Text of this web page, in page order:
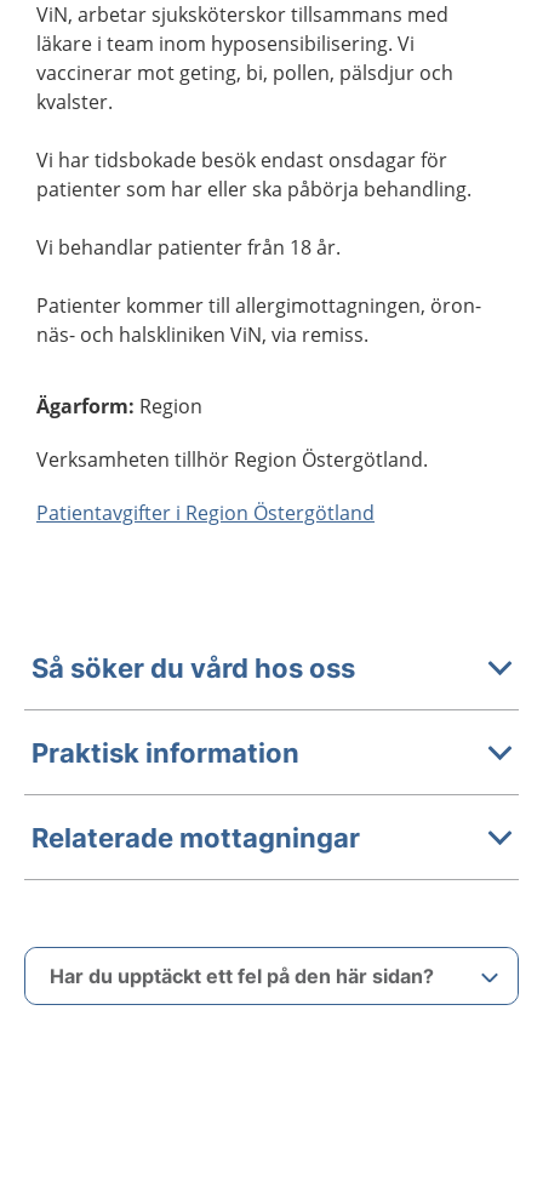
ViN, arbetar sjuksköterskor tillsammans med
läkare i team inom hyposensibilisering. Vi
vaccinerar mot geting, bi, pollen, pälsdjur och
kvalster.
Vi har tidsbokade besök endast onsdagar för
patienter som har eller ska påbörja behandling.
Vi behandlar patienter från 18 år.
Patienter kommer till allergimottagningen, öron-
näs- och halskliniken ViN, via remiss.
Ägarform: Region
Verksamheten tillhör Region Östergötland.
Patientavgifter i Region Östergötland
Så söker du vård hos oss
Praktisk information
Relaterade mottagningar
Har du upptäckt ett fel på den här sidan?